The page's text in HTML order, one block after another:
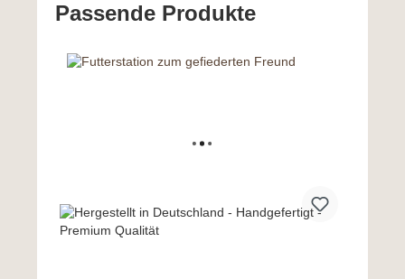
Passende Produkte